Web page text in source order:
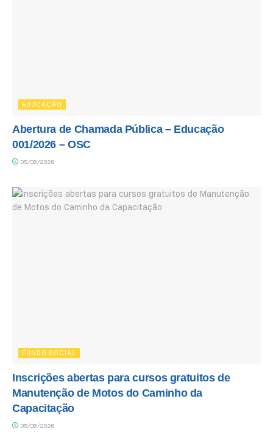
EDUCAÇÃO
Abertura de Chamada Pública – Educação
001/2026 – OSC
05/08/2026
FUNDO SOCIAL
Inscrições abertas para cursos gratuitos de
Manutenção de Motos do Caminho da
Capacitação
05/08/2026